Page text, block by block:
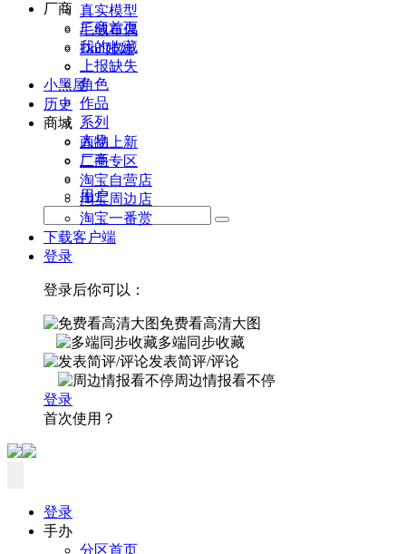
真实模型
毛绒布偶
Doll娃娃
角色
作品
系列
人物
厂商
用户
厂商
厂商首页
我的收藏
上报缺失
小黑屋
历史
商城
商品上新
二手专区
淘宝自营店
淘宝周边店
淘宝一番赏
下载客户端
登录
登录后你可以：
免费看高清大图
多端同步收藏
发表简评/评论
周边情报看不停
登录
首次使用？
登录
手办
分区首页